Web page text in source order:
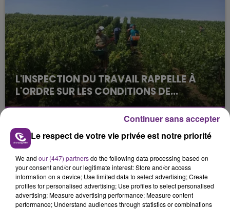
L'INSPECTION DU TRAVAIL RAPPELLE À
L'ORDRE SUR LES CONDITIONS DE...
Alors que les dates de début des vendange 2026
s'est avéré être plus précoce que prévu,
l'inspection du Travail en profite pour rappeler
les conditions de...
TITRES DIFFUSÉS
22h27
22h27 22h23
22h23
Le respect de votre vie privée est notre priorité
We and our (447) partnersdo the following data processing based on
your consent and/or our legitimate interest: Store and/or access
information on a device; Use limited data to select advertising; Create
profiles for personalised advertising; Use profiles to select personalised
advertising; Measure advertising performance; Measure content
performance; Understand audiences through statistics or combinations
Continuer sans accepter